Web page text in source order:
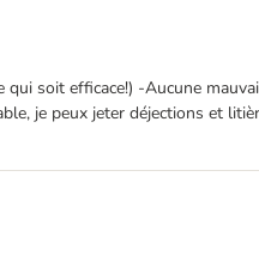
soit efficace!) -Aucune
je peux jeter déjections et